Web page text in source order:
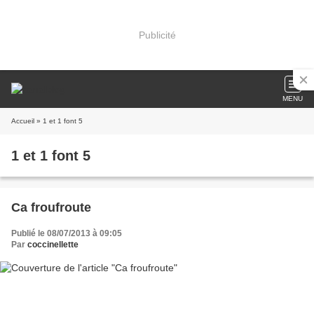
Publicité
MENU
Accueil » 1 et 1 font 5
1 et 1 font 5
Ca froufroute
Publié le 08/07/2013 à 09:05
Par coccinellette